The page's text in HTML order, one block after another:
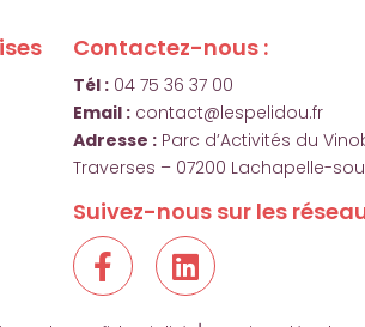
Contactez-nous :
Tél :04 75 36 37 00
Email : contact@lespelidou.fr
Adresse :Parc d’Activités du
Traverses – 07200 Lachapelle-
Suivez-nous sur les
F
a
c
L
i
n